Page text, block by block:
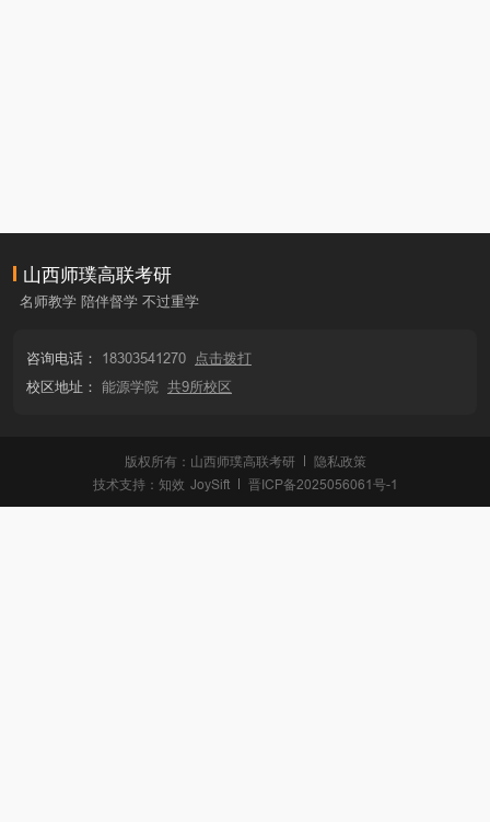
山西师璞高联考研
名师教学 陪伴督学 不过重学
咨询电话： 18303541270
点击拨打
校区地址： 能源学院 共9所校区
版权所有：山西师璞高联考研
隐私政策
技术支持： 知效 JoySift 晋ICP备2025056061号-1